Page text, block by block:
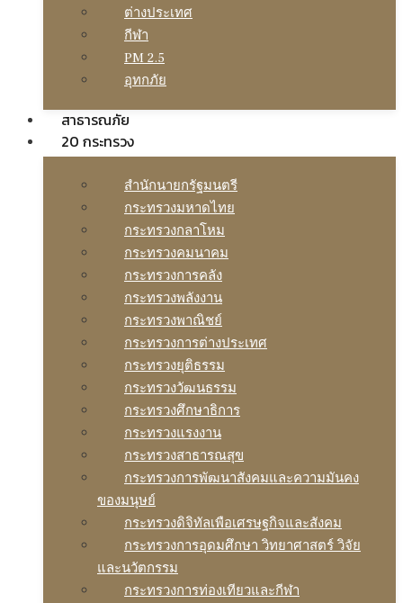
ต่างประเทศ
กีฬา
PM 2.5
อุทกภัย
สาธารณภัย
20 กระทรวง
สํานักนายกรัฐมนตรี
กระทรวงมหาดไทย
กระทรวงกลาโหม
กระทรวงคมนาคม
กระทรวงการคลัง
กระทรวงพลังงาน
กระทรวงพาณิชย์
กระทรวงการต่างประเทศ
กระทรวงยุติธรรม
กระทรวงวัฒนธรรม
กระทรวงศึกษาธิการ
กระทรวงแรงงาน
กระทรวงสาธารณสุข
กระทรวงการพัฒนาสังคมและความมันคง
ของมนุษย์
กระทรวงดิจิทัลเพือเศรษฐกิจและสังคม
กระทรวงการอุดมศึกษา วิทยาศาสตร์ วิจัย
และนวัตกรรม
กระทรวงการท่องเทียวและกีฬา